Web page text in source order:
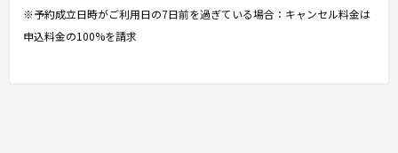
※予約成立日時がご利用日の7日前を過ぎている場合：キャンセル料金は
申込料金の100%を請求